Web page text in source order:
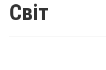
Світ